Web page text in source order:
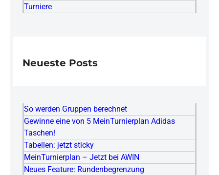
Turniere
Neueste Posts
So werden Gruppen berechnet
Gewinne eine von 5 MeinTurnierplan Adidas
Taschen!
Tabellen: jetzt sticky
MeinTurnierplan – Jetzt bei AWIN
Neues Feature: Rundenbegrenzung